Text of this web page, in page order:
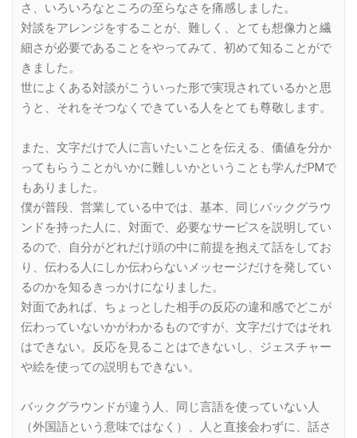
さ、いろいろなところの至らなさを痛感しました。
対談をアレンジをすることが、難しく、とても想像力と繊
細さが必要であることをやってみて、初めて知ることがで
きました。
世によくある対談がこういった形で実現されているかと思
うと、それをそつなくできている人をとても尊敬します。
また、文字だけで人に言いたいことを伝える、価値を分か
ってもらうことがいかに難しいかということも学んだPMで
もありました。
僕が普段、営業している中では、基本、同じバックグラウ
ンドを持った人に、対面で、必要なサービスを説明してい
るので、自分がどれだけ頭の中に前提を抱えて話をしてお
り、伝わる人にしか伝わらないメッセージだけを発してい
るのかを知るきっかけになりました。
対面であれば、ちょっとした相手の反応の違和感でどこが
伝わっていないかがわかるものですが、文字だけではそれ
はできない。反応を見ることはできないし、ジェスチャー
や絵を使っての説明もできない。
バックグラウンドが違う人、同じ言語を使っていない人
（外国語という意味ではなく）、人と直接会わずに、話さ